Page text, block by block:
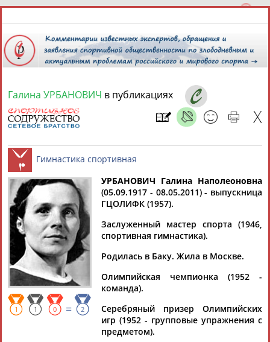
6 августа 2026 года,
СПОРТСМЕНЫ, ТРЕНЕРЫ И СПЕЦИАЛИСТЫ
Найдено: 13181персон Расширенный поиск
Аслаудин
АБАЕВ
Елена
АБАИМОВА
Мария
АБАКУМОВА
Юлия
Тамилла
АБАСОВА
Рамазан
АБАЧАРАЕВ
Ростом
Галина УРБАНОВИЧ в публикациях
Гимнастика спортивная
1 1 0 = 2
УРБАНОВИЧ Галина Наполеоновна
(05.09.1917 - 08.05.2011) - выпускница
ГЦОЛИФК (1957).
Заслуженный мастер спорта (1946,
спортивная гимнастика).
Родилась в Баку. Жила в Москве.
Олимпийская чемпионка (1952 -
команда).
Серебряный призер Олимпийских
игр (1952 - групповые упражнения с
предметом).